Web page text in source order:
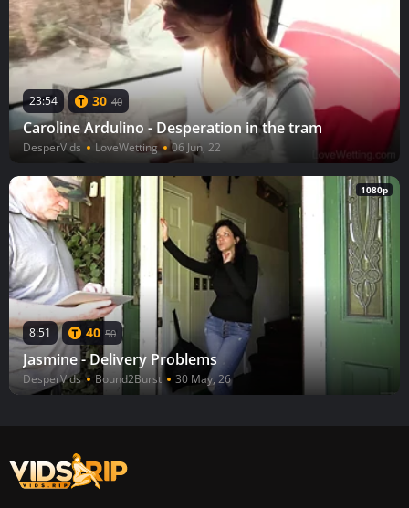
23:54 30 40
Caroline Ardulino - Desperation in the tram
DesperVids LoveWetting 06 Jun, 22
1080p
8:51 40 50
Jasmine - Delivery Problems
DesperVids Bound2Burst 30 May, 26